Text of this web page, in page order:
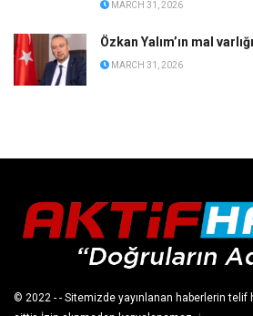
MARCH 31, 2026
Özkan Yalım’ın mal
MARCH 31, 2026
© 2022 - - Sitemizde yayınlanan haberlerin telif